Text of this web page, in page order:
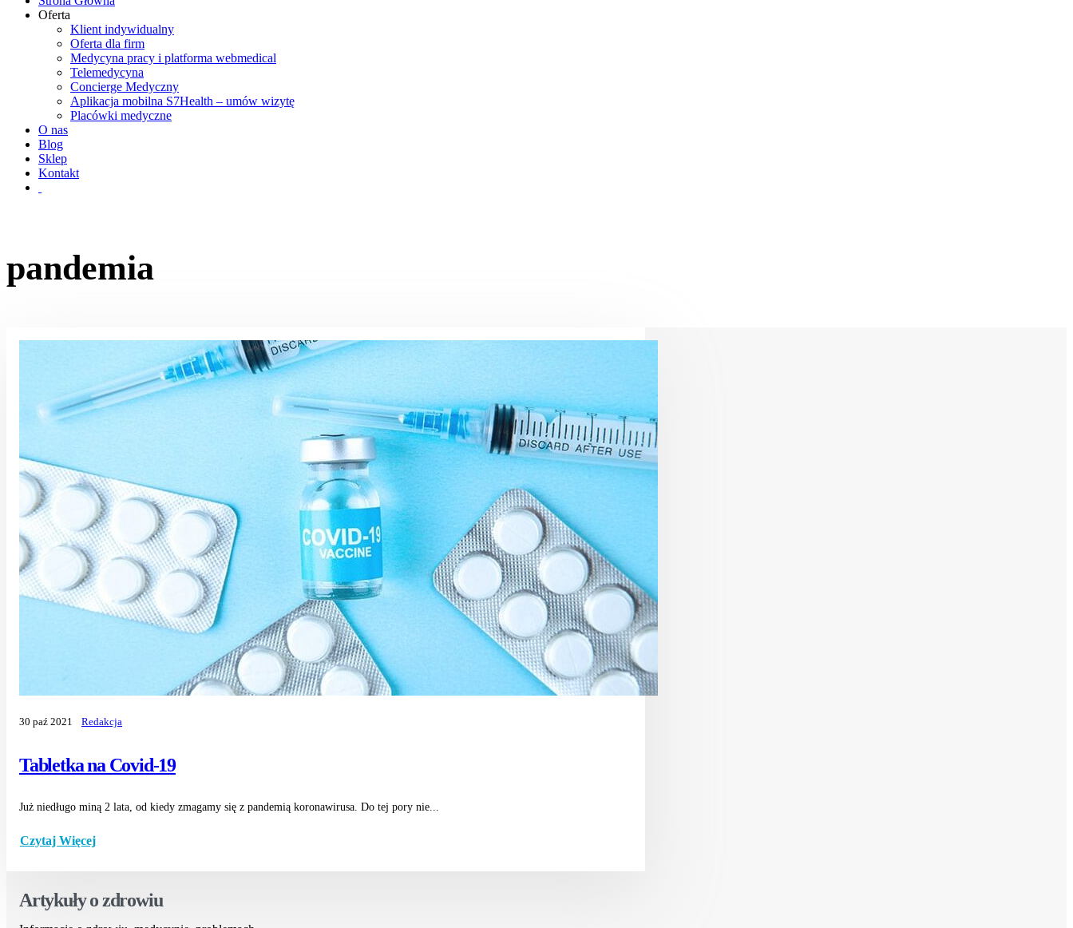
Oferta
Klient indywidualny
Oferta dla firm
Medycyna pracy i platforma webmedical
Telemedycyna
Concierge Medyczny
Aplikacja mobilna S7Health – umów wizytę
Placówki medyczne
O nas
Blog
Sklep
Kontakt
pandemia
Tabletka na Covid-19
30 paź 2021 Redakcja
Już niedługo miną 2 lata, od kiedy zmagamy się z pandemią koronawirusa. Do tej pory nie...
Czytaj Więcej
Artykuły o zdrowiu